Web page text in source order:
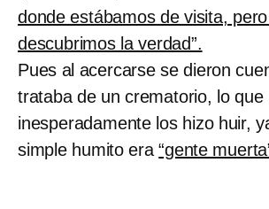
donde estábamos de visita,
descubrimos la verdad”.
Pues al acercarse se dieron
trataba de un crematorio, lo que
inesperadamente los hizo huir,
simple humito era“gente